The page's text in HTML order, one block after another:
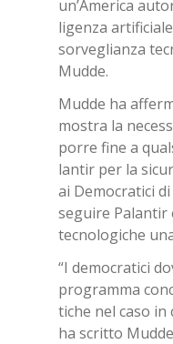
un’A­me­ri­ca
li­gen­za
sor­ve­glian­za
Mud­de.
Mud­de ha
mo­stra la
por­re fine a
lan­tir per la
ai De­mo­cra­ti­ci
se­gui­re Pa­lan­tir
tec­no­lo­gi­che
“I de­mo­cra­ti­ci
pro­gram­ma
ti­che nel caso
ha scrit­to